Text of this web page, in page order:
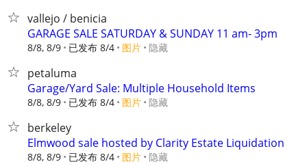
vallejo / benicia
GARAGE SALE SATURDAY & SUNDAY 11 am- 3pm
8/8, 8/9 已发布 8/4 图片 隐藏
petaluma
Garage/Yard Sale: Multiple Household Items
8/8, 8/9 已发布 8/4 图片 隐藏
berkeley
Elmwood sale hosted by Clarity Estate Liquidation
8/8, 8/9 已发布 8/4 图片 隐藏